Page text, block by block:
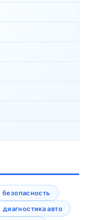
безопасность
диагностика авто